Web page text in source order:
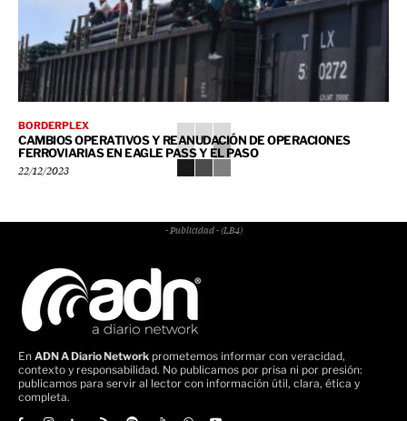
BORDERPLEX
CAMBIOS OPERATIVOS Y REANUDACIÓN DE OPERACIONES
FERROVIARIAS EN EAGLE PASS Y EL PASO
22/12/2023
- Publicidad - (LB4)
En ADN A Diario Network prometemos informar con veracidad,
contexto y responsabilidad. No publicamos por prisa ni por presión:
publicamos para servir al lector con información útil, clara, ética y
completa.